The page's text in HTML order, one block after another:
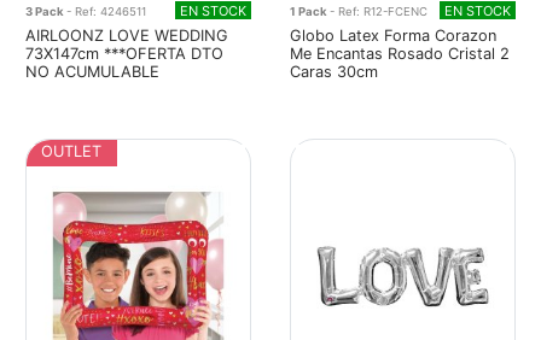
3 Pack - Ref: 4246511 EN STOCK
AIRLOONZ LOVE WEDDING
73X147cm ***OFERTA DTO
NO ACUMULABLE
1 Pack - Ref: R12-FCENC EN STOCK
Globo Latex Forma Corazon
Me Encantas Rosado Cristal 2
Caras 30cm
OUTLET